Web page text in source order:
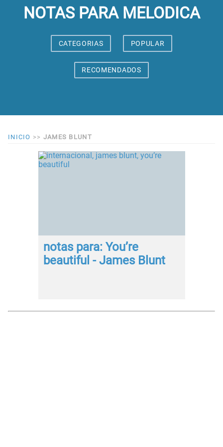
NOTAS PARA MELODICA
CATEGORIAS POPULAR
RECOMENDADOS
INICIO >> JAMES BLUNT
notas para: You’re
beautiful - James Blunt